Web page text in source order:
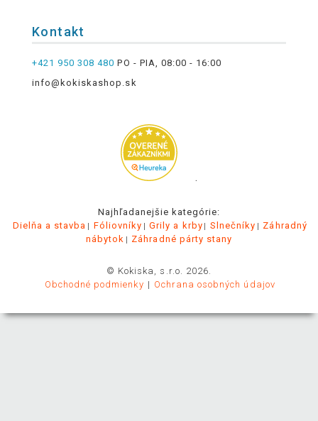
Kontakt
+421 950 308 480 PO - PIA, 08:00 - 16:00
info@kokiskashop.sk
.
Najhľadanejšie kategórie:
Dielňa a stavba
Fóliovníky Grily a krby Slnečníky
Záhradný
nábytok
Záhradné párty stany
© Kokiska, s.r.o. 2026.
Obchodné podmienky
Ochrana osobných údajov